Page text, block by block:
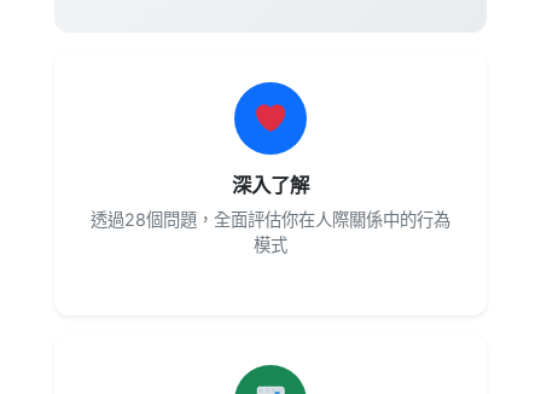
深入了解
透過28個問題，全面評估你在人際關係中的行為
模式